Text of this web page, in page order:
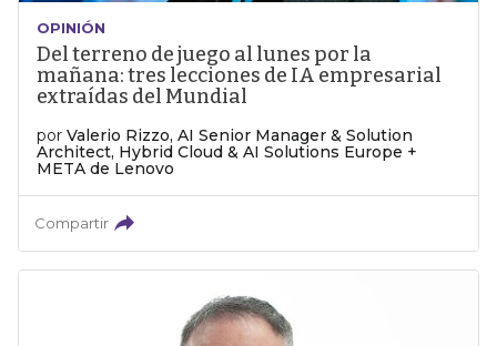
OPINIÓN
Del terreno de juego al lunes por la
mañana: tres lecciones de IA empresarial
extraídas del Mundial
por Valerio Rizzo, AI Senior Manager & Solution
Architect, Hybrid Cloud & AI Solutions Europe +
META de Lenovo
Compartir